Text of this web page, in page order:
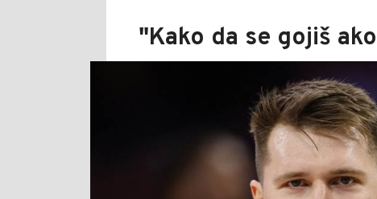
"Kako da se gojiš